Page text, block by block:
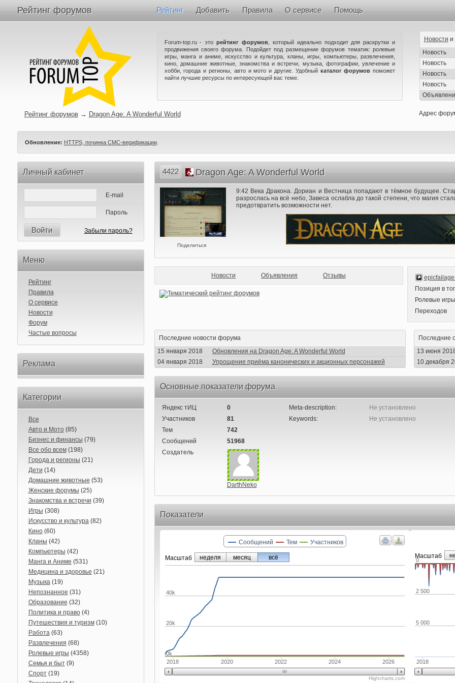
Рейтинг форумов Рейтинг Добавить Правила О сервисе Помощь
Forum-top.ru - эторейтинг форумов , который идеально подходит для раскрутки и
продвижения своего форума. Подойдет под размещение форумов тематик: ролевые
игры, манга и аниме, искусство и культура, кланы, игры, компьютеры, развлечения,
кино, домашние животные, знакомства и встречи, музыка, фотографии, увлечение и
хобби, города и регионы, авто и мото и другие. Удобный каталог форумов поможет
найти лучшие ресурсы по интересующей вас теме.
Новости и
Новость
Новость
Новость
Новость
Адрес
Рейтинг форумов → Dragon Age: A Wonderful World
Обновление: HTTPS, починка СМС-верификации.
Личный кабинет
E-mail
Пароль
Войти Забыли пароль?
Меню
Рейтинг
Правила
О сервисе
Новости
Форум
Частые вопросы
Реклама
Категории
Все
Авто и Мото(85)
Бизнес и финансы (79)
Все обо всем(198)
Города и регионы (21)
Дети (14)
Домашние животные (53)
Женские форумы (25)
Знакомства и встречи (39)
Игры (308)
Искусство и культура(82)
Кино(60)
Кланы (42)
Компьютеры (42)
Манга и Аниме (531)
Медицина и здоровье (21)
Музыка(19)
Непознанное (31)
Образование (32)
Политика и право(4)
Путешествия и туризм(10)
Работа(63)
Развлечения (68)
Ролевые игры (4358)
Семья и быт(9)
Спорт(19)
4422 Dragon Age: A Wonderful World
Поделиться
9:42 Века Дракона. Дориан и Вестница попадают в тёмное будущее.
разрослась на всё небо, Завеса ослабла до такой степени, что магия
предотвратить возможности нет.
Новости Объявления Отзывы
Позиция в
Ролевые игры
Переходов
Последние
13 июня
10 декабря
Последние новости форума
15 января 2018
Обновления на Dragon Age: A Wonderful World
04 января 2018
Упрощение приёма канонических и акционных персонажей
Основные показатели форума
Яндекс тИЦ
0
Участников
81
Тем
742
Сообщений
51968
Создатель
DarthNeko
Meta-description:
Не установлено
Keywords:
Не установлено
Показатели
Маcштаб
2018 2020 2022 2024 2026
0k
20k
40k
Highcharts.com
Сообщений Тем Участников
неделя месяц всё Маcштаб
2018
0
2 500
5 000